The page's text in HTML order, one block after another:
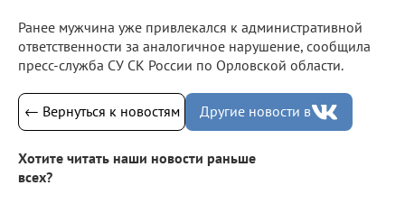
Ранее мужчина уже привлекался к административной
ответственности за аналогичное нарушение, сообщила
пресс-служба СУ СК России по Орловской области.
← Вернуться к новостям Другие новости в
Хотите читать наши новости раньше
всех?